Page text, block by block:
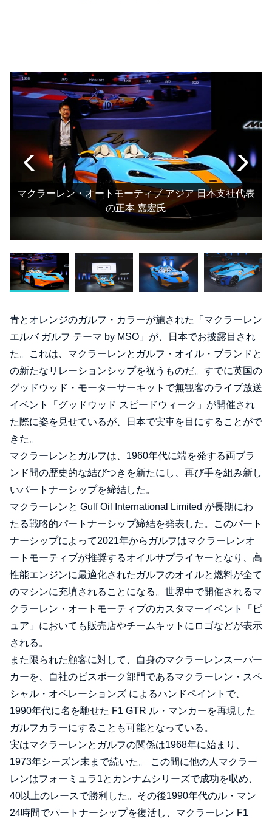
マクラーレン・オートモーティブ アジア 日本支社代表
の正本 嘉宏氏
青とオレンジのガルフ・カラーが施された「マクラーレン
エルバ ガルフ テーマ by MSO」が、日本でお披露目され
た。これは、マクラーレンとガルフ・オイル・ブランドと
の新たなリレーションシップを祝うものだ。すでに英国の
グッドウッド・モーターサーキットで無観客のライブ放送
イベント「グッドウッド スピードウィーク」が開催され
た際に姿を見せているが、日本で実車を目にすることがで
きた。
マクラーレンとガルフは、1960年代に端を発する両ブラ
ンド間の歴史的な結びつきを新たにし、再び手を組み新し
いパートナーシップを締結した。
マクラーレンと Gulf Oil International Limited が長期にわ
たる戦略的パートナーシップ締結を発表した。このパート
ナーシップによって2021年からガルフはマクラーレンオ
ートモーティブが推奨するオイルサプライヤーとなり、高
性能エンジンに最適化されたガルフのオイルと燃料が全て
のマシンに充填されることになる。世界中で開催されるマ
クラーレン・オートモーティブのカスタマーイベント「ピ
ュア」においても販売店やチームキットにロゴなどが表示
される。
また限られた顧客に対して、自身のマクラーレンスーパー
カーを、自社のビスポーク部門であるマクラーレン・スペ
シャル・オペレーションズ によるハンドペイントで、
1990年代に名を馳せた F1 GTR ル・マンカーを再現した
ガルフカラーにすることも可能となっている。
実はマクラーレンとガルフの関係は1968年に始まり、
1973年シーズン末まで続いた。 この間に他の人マクラー
レンはフォーミュラ1とカンナムシリーズで成功を収め、
40以上のレースで勝利した。その後1990年代のル・マン
24時間でパートナーシップを復活し、マクラーレン F1